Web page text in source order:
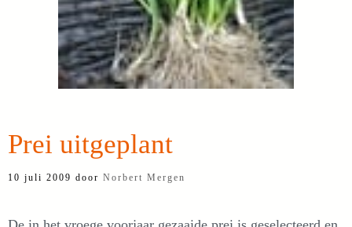
Prei uitgeplant
10 juli 2009 door Norbert Mergen